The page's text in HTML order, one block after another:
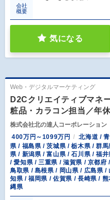
会社
概要
気になる
Web・デジタルマーケティング
D2Cクリエイティブマ
粧品・カラコン担当／年
株式会社北の達人コーポレーション
400万円～1099万円
北海道 /
県 / 福島県 / 茨城県 / 栃木県 / 群
県 / 新潟県 / 富山県 / 石川県 / 福
/ 愛知県 / 三重県 / 滋賀県 / 京都
鳥取県 / 島根県 / 岡山県 / 広島県
知県 / 福岡県 / 佐賀県 / 長崎県 /
縄県